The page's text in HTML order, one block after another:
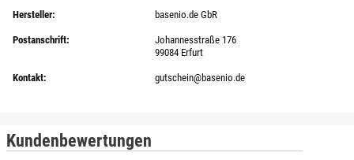
Hersteller:
basenio.de GbR
Postanschrift:
Johannesstraße 176
99084 Erfurt
Kontakt: gutschein@basenio.de
Kundenbewertungen